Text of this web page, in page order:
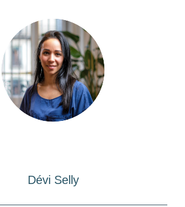
Dévi Selly